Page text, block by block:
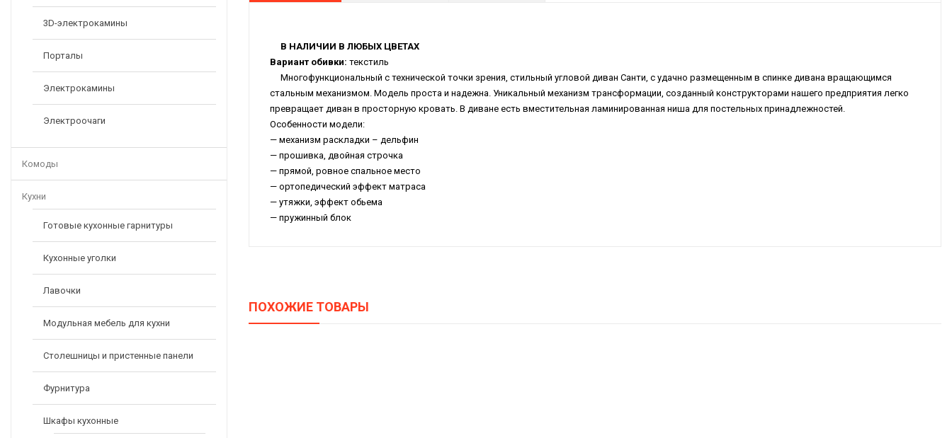
3D-электрокамины
Порталы
Электрокамины
Электроочаги
Комоды
Кухни
Готовые кухонные гарнитуры
Кухонные уголки
Лавочки
Модульная мебель для кухни
Столешницы и пристенные панели
Фурнитура
Шкафы кухонные
В НАЛИЧИИ В ЛЮБЫХ ЦВЕТАХ
Вариант обивки: текстиль
Многофункциональный с технической точки зрения, стильный угловой диван Санти, с удачно размещенным в спинке дивана вращающимся
стальным механизмом. Модель проста и надежна. Уникальный механизм трансформации, созданный конструкторами нашего предприятия легко
превращает диван в просторную кровать. В диване есть вместительная ламинированная ниша для постельных принадлежностей.
Особенности модели:
— механизм раскладки – дельфин
— прошивка, двойная строчка
— прямой, ровное спальное место
— ортопедический эффект матраса
— утяжки, эффект обьема
— пружинный блок
ПОХОЖИЕ ТОВАРЫ